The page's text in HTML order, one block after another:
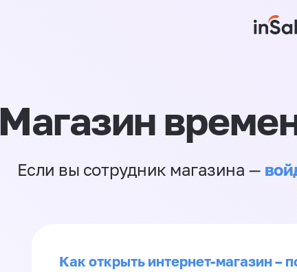
Магазин
Если вы сотрудник магазина —
Как открыть интернет-магазин –